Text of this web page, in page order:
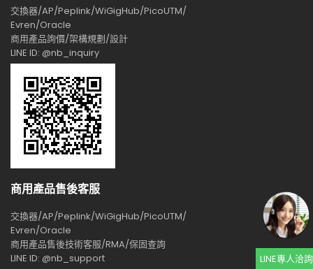
交換器/AP/Peplink/WiGigHub/PicoUTM/
Evren/Oracle
商用產品詢價/架構規劃/設計
LINE ID: @nb_inquiry
商用產品售後客服
交換器/AP/Peplink/WiGigHub/PicoUTM/
Evren/Oracle
商用產品售後技術客服/RMA/保固查詢
LINE ID: @nb_support
LINE專人洽詢